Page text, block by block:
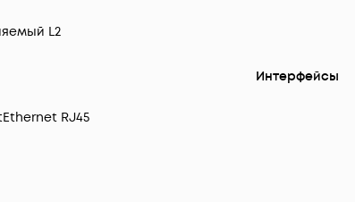
L2
Интерфейсы
RJ45